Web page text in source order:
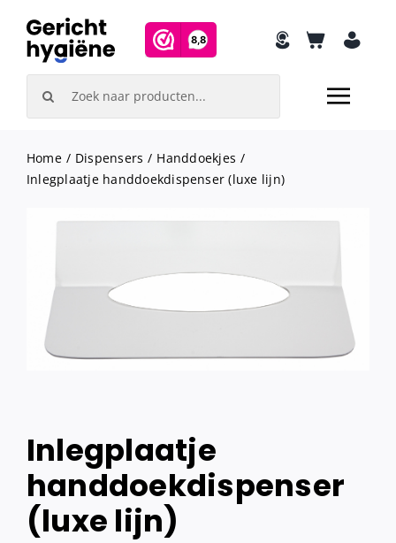
content
Home Dispensers
Handdoekjes
Inlegplaatje handdoekdispenser (luxe lijn)
Inlegplaatje
handdoekdispenser
(luxe lijn)